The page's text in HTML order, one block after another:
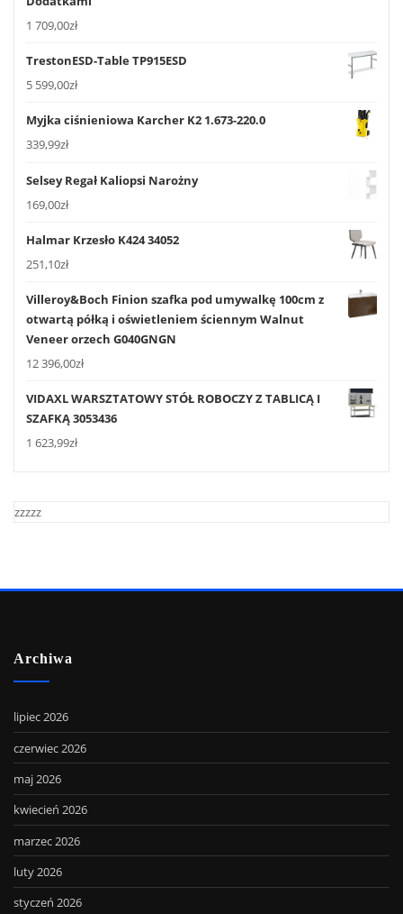
1 709,00zł
TrestonESD-Table TP915ESD
5 599,00zł
Myjka ciśnieniowa Karcher K2 1.673-220.0
339,99zł
Selsey Regał Kaliopsi Narożny
169,00zł
Halmar Krzesło K424 34052
251,10zł
Villeroy&Boch Finion szafka pod umywalkę 100cm z
otwartą półką i oświetleniem ściennym Walnut
Veneer orzech G040GNGN
12 396,00zł
VIDAXL WARSZTATOWY STÓŁ ROBOCZY Z TABLICĄ I
SZAFKĄ 3053436
1 623,99zł
zzzzz
Archiwa
lipiec 2026
czerwiec 2026
maj 2026
kwiecień 2026
marzec 2026
luty 2026
styczeń 2026